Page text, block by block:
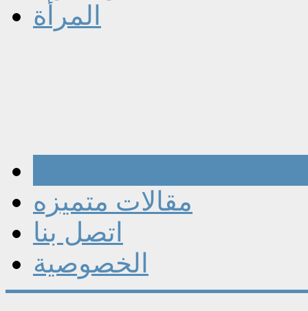
المرأة
مقالات متميزه
اتصل بنا
الخصوصية